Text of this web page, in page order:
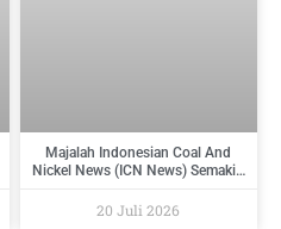
Majalah Indonesian Coal And
Nickel News (ICN News) Semakin
Dan Industri Pendukungnya
20 Juli 2026